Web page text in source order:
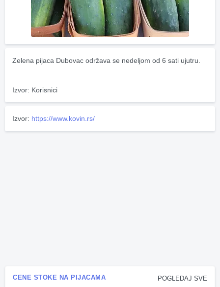
Zelena pijaca Dubovac održava se nedeljom od 6 sati ujutru.
Izvor: Korisnici
Izvor: https://www.kovin.rs/
POGLEDAJ SVE
CENE STOKE NA PIJACAMA